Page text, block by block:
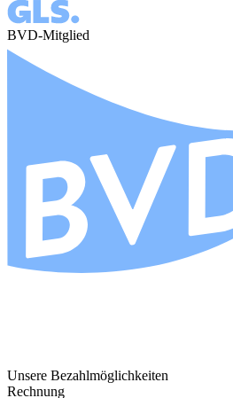
BVD-Mitglied
Unsere Bezahlmöglichkeiten
Rechnung